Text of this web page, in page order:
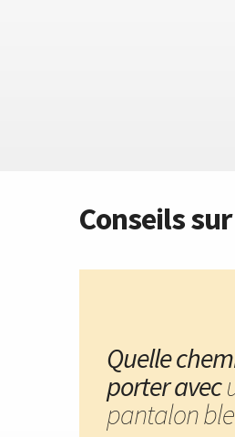
Conseils
Quelle
porter avec
pantalon